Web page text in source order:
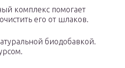
комплекс помогает
его от шлаков.
биодобавкой.